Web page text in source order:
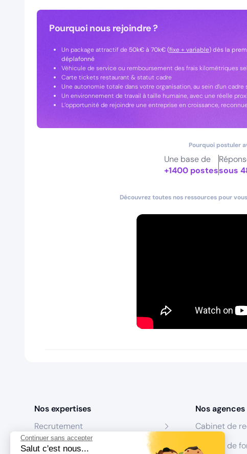
Continuer sans accepter
Salut c'est nous...
Pourquoi nous rejoindre ?
Un package attractif de 50k€ à 70k€ (fixe + variable) dès la
déplafonné
Véhicule de service ou remboursement des frais kilométriques
Carte tickets restaurant & statut cadre
Une autonomie totale dans votre organisation, au sein d’un
Un environnement de travail à taille humaine, avec une réelle
L’opportunité de rejoindre une entreprise en croissance,
Pourquoi postuler
Une base de
+1400 postessous
Découvrez toutes nos ressources pour
Nos expertises
Recrutement
Formation
Nos agences
Cabinet de
Centres de